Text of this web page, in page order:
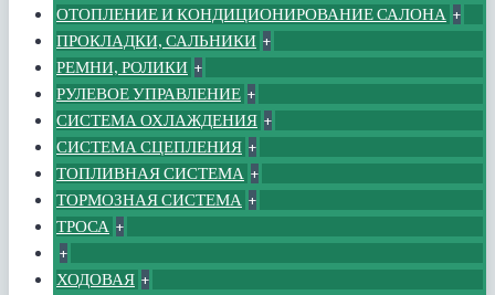
ОТОПЛЕНИЕ И КОНДИЦИОНИРОВАНИЕ САЛОНА +
ПРОКЛАДКИ, САЛЬНИКИ +
РЕМНИ, РОЛИКИ +
РУЛЕВОЕ УПРАВЛЕНИЕ +
СИСТЕМА ОХЛАЖДЕНИЯ +
СИСТЕМА СЦЕПЛЕНИЯ +
ТОПЛИВНАЯ СИСТЕМА +
ТОРМОЗНАЯ СИСТЕМА +
ТРОСА +
+
ХОДОВАЯ +